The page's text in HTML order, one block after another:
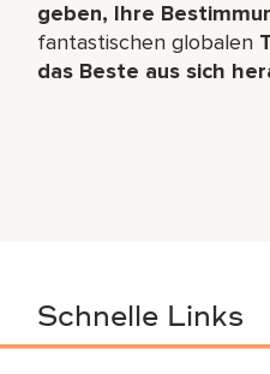
geben, Ihre
fantastischen globalen
das Beste aus sich
Schnelle Links